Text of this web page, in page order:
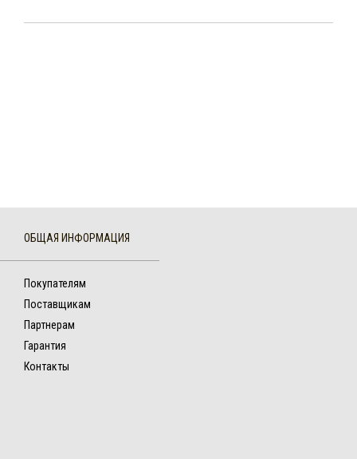
ОБЩАЯ ИНФОРМАЦИЯ
Покупателям
Поставщикам
Партнерам
Гарантия
Контакты